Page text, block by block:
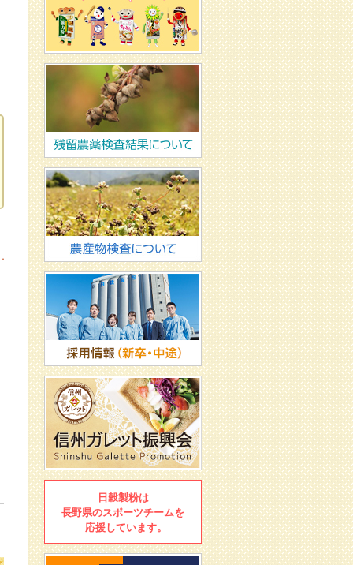
日穀製粉は
長野県のスポーツチームを
応援しています。